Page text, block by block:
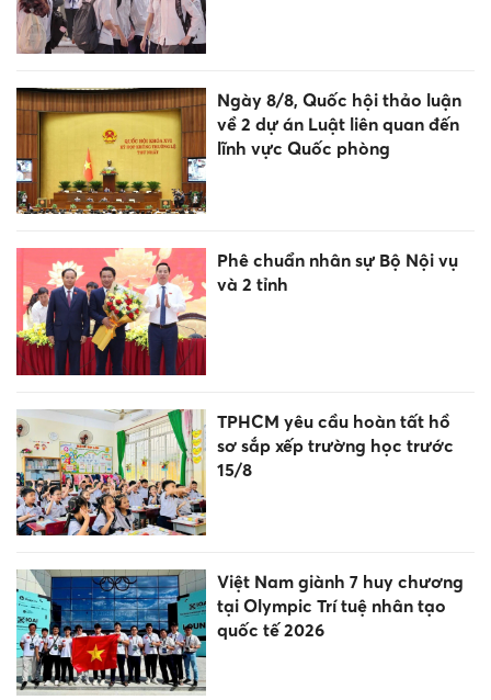
Ngày 8/8, Quốc hội thảo luận
về 2 dự án Luật liên quan đến
lĩnh vực Quốc phòng
Phê chuẩn nhân sự Bộ Nội vụ
và 2 tỉnh
TPHCM yêu cầu hoàn tất hồ
sơ sắp xếp trường học trước
15/8
Việt Nam giành 7 huy chương
tại Olympic Trí tuệ nhân tạo
quốc tế 2026